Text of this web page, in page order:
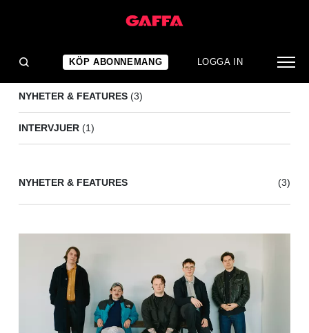
KÖP ABONNEMANG LOGGA IN
NYHETER & FEATURES (3)
INTERVJUER (1)
NYHETER & FEATURES (3)